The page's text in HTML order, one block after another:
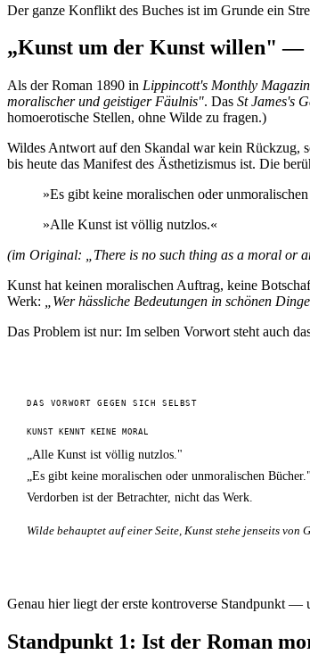
Der ganze Konflikt des Buches ist im Grunde ein
„Kunst um der Kunst willen" —
Als der Roman 1890 in Lippincott's Monthly
moralischer und geistiger Fäulnis". Das St James's
homoerotische Stellen, ohne Wilde zu fragen.)
Wildes Antwort auf den Skandal war kein Rückzug,
bis heute das Manifest des Ästhetizismus ist. Die
»Es gibt keine moralischen oder
»Alle Kunst ist völlig nutzlos.«
(im Original: „There is no such thing as a moral or
Kunst hat keinen moralischen Auftrag, keine
Werk:
„Wer hässliche Bedeutungen in schönen
Das Problem ist nur: Im selben Vorwort steht auch
DAS VORWORT GEGEN SICH SELBST
KUNST KENNT KEINE MORAL
„Alle Kunst ist völlig nutzlos."
„Es gibt keine moralischen oder unmoralischen Bücher."
Verdorben ist der Betrachter, nicht das Werk.
Wilde behauptet auf einer Seite, Kunst stehe jenseits
Genau hier liegt der erste kontroverse Standpunkt —
Standpunkt 1: Ist der Roman